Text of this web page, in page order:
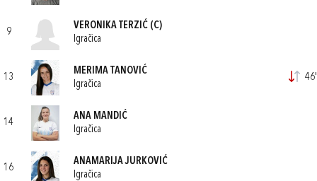
9
VERONIKA TERZIĆ (C)
Igračica
13
MERIMA TANOVIĆ
Igračica
46'
14
ANA MANDIĆ
Igračica
16
ANAMARIJA JURKOVIĆ
Igračica